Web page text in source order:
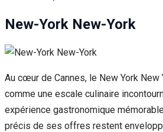
New-York New-York
Au cœur de Cannes, le New York
comme une escale culinaire
expérience gastronomique
précis de ses offres restent